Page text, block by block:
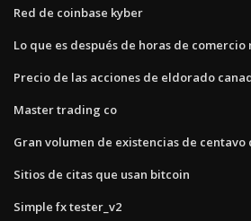
Red de coinbase kyber
Lo que es después de horas de comercio
Precio de las acciones de eldorado
Master trading co
Gran volumen de existencias de
Sitios de citas que usan bitcoin
Simple fx tester_v2